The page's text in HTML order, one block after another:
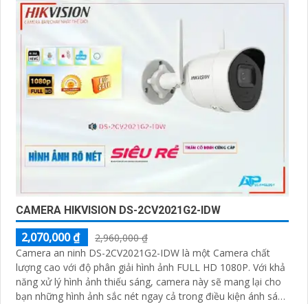
CAMERA HIKVISION DS-2CV2021G2-IDW
2,070,000 ₫
2,960,000 ₫
Camera an ninh DS-2CV2021G2-IDW là một Camera chất
lượng cao với độ phân giải hình ảnh FULL HD 1080P. Với khả
năng xử lý hình ảnh thiếu sáng, camera này sẽ mang lại cho
bạn những hình ảnh sắc nét ngay cả trong điều kiện ánh sáng